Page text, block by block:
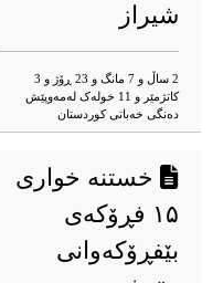
شیراز
2 ساڵ و 7 مانگ و 23 ڕۆژ و 3
کاتژمێر و 11 خوله‌ک له‌مه‌وپێش‌
دەنگی خەباتی کوردستان
خستنە خواری
۱۵ فڕۆکەی
بێفڕۆکەوانی